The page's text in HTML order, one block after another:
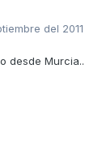
del 2011
desde Murcia..